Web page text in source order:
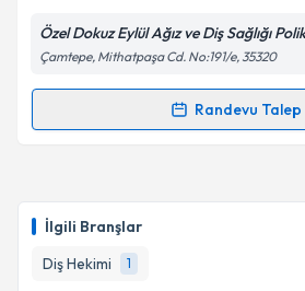
İlgili Branşlar
Diş Hekimi
1
Özel Dokuz Eylül Ağız ve Diş Sağlığı
Çamtepe, Mithatpaşa Cd. No:191/e, 35320
Randevu Talep
Randevu Takvimi Talebi
takvim hazırlandığında e-posta
E-posta Adresiniz